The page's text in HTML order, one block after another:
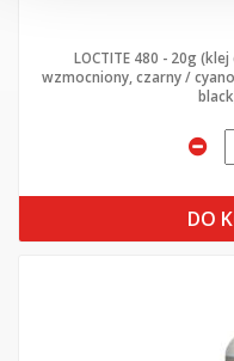
LOCTITE 480 - 20g
wzmocniony, czarny /
DO